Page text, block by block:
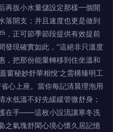
再扳小水量儲設定那樣一個開
落開支；并且速度也更是做到
，正可節季節段提供有效提前
現確實如此，“這絕非只溫度
，把那份能量轉移到住坐溫和
窗秘妙舒華相悅’之需構臻明工
心上座。當你每記清晨理泡用
水低溫不好先緩緩管微舒身；
在手——這枚小設流讓寒冬洗
之氣塊舒閑心境心懷久居記憶